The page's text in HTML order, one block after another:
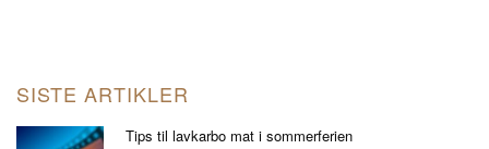
SISTE ARTIKLER
Tips til lavkarbo mat i sommerferien